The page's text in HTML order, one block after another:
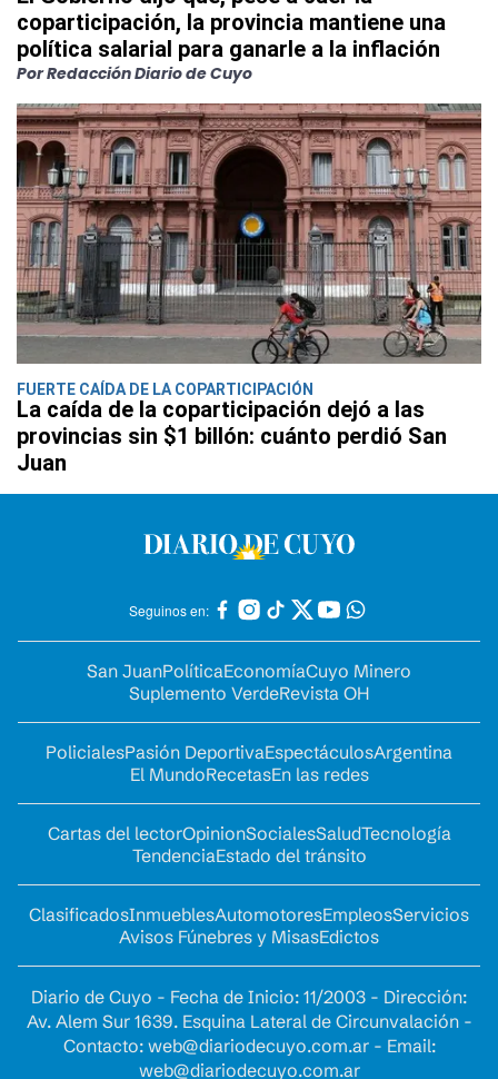
coparticipación, la provincia mantiene una
política salarial para ganarle a la inflación
Por Redacción Diario de Cuyo
FUERTE CAÍDA DE LA COPARTICIPACIÓN
La caída de la coparticipación dejó a las
provincias sin $1 billón: cuánto perdió San
Juan
Seguinos en:
San JuanPolíticaEconomíaCuyo Minero
Suplemento VerdeRevista OH
PolicialesPasión DeportivaEspectáculosArgentina
El MundoRecetasEn las redes
Cartas del lectorOpinionSocialesSaludTecnología
TendenciaEstado del tránsito
ClasificadosInmueblesAutomotoresEmpleosServicios
Avisos Fúnebres y MisasEdictos
Diario de Cuyo - Fecha de Inicio: 11/2003 - Dirección:
Av. Alem Sur 1639. Esquina Lateral de Circunvalación -
Contacto: web@diariodecuyo.com.ar- Email:
web@diariodecuyo.com.ar